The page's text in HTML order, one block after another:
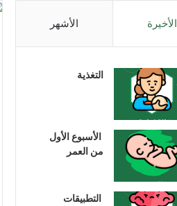
الأخيرة الأشهر
التغذية
الأسبوع الأول
من العمر
التطبيقات